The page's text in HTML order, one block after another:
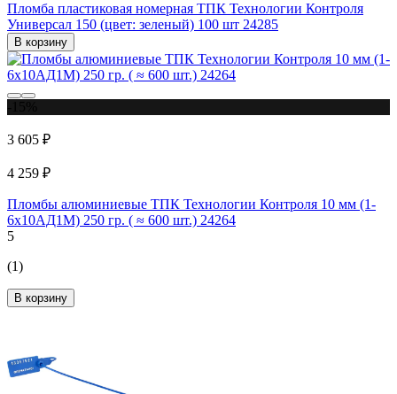
Пломба пластиковая номерная ТПК Технологии Контроля
Универсал 150 (цвет: зеленый) 100 шт 24285
В корзину
3 605 ₽
4 259 ₽
Пломбы алюминиевые ТПК Технологии Контроля 10 мм (1-
6x10АД1М) 250 гр. ( ≈ 600 шт.) 24264
5
(1)
В корзину